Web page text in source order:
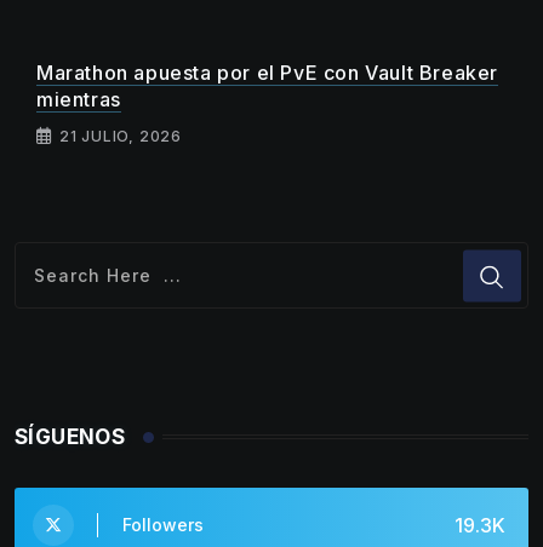
Marathon apuesta por el PvE con Vault Breaker
mientras
21 JULIO, 2026
SÍGUENOS
19.3K
Followers